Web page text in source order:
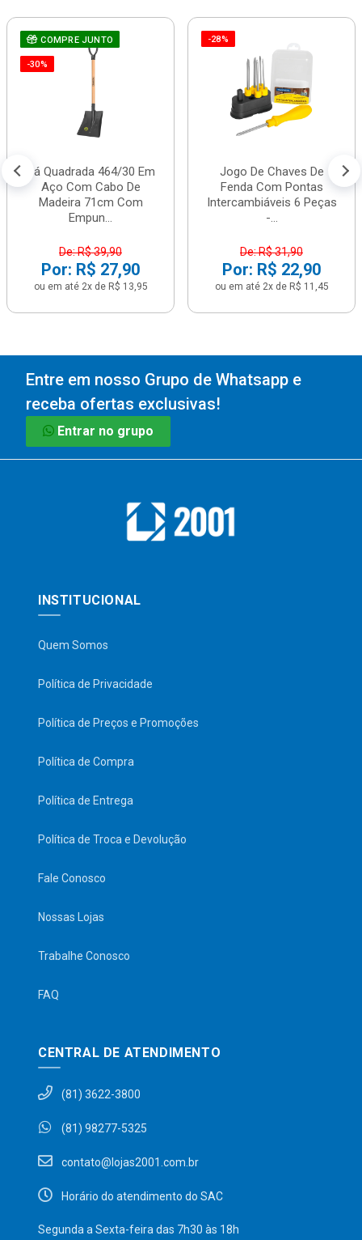
COMPRE JUNTO
-30%
Pá Quadrada 464/30 Em
Aço Com Cabo De
Madeira 71cm Com
Empun...
De: R$ 39,90
Por: R$ 27,90
ou em até 2x de R$ 13,95
-28%
Jogo De Chaves De
Fenda Com Pontas
Intercambiáveis 6 Peças
-...
De: R$ 31,90
Por: R$ 22,90
ou em até 2x de R$ 11,45
Entre em nosso Grupo de Whatsapp e
receba ofertas exclusivas!
Entrar no grupo
INSTITUCIONAL
Quem Somos
Política de Privacidade
Política de Preços e Promoções
Política de Compra
Política de Entrega
Política de Troca e Devolução
Fale Conosco
Nossas Lojas
Trabalhe Conosco
FAQ
CENTRAL DE ATENDIMENTO
(81) 3622-3800
(81) 98277-5325
contato@lojas2001.com.br
Horário do atendimento do SAC
Segunda a Sexta-feira das 7h30 às 18h